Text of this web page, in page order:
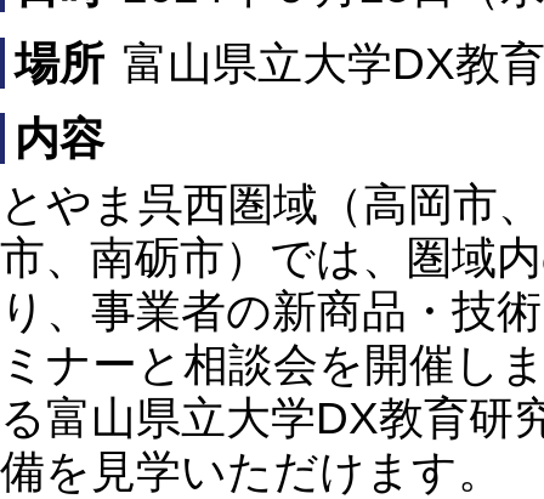
場所 富山県立大学DX教
内容
とやま呉西圏域（高岡市
市、南砺市）では、圏域
り、事業者の新商品・技
ミナーと相談会を開催し
る富山県立大学DX教育研
備を見学いただけます。